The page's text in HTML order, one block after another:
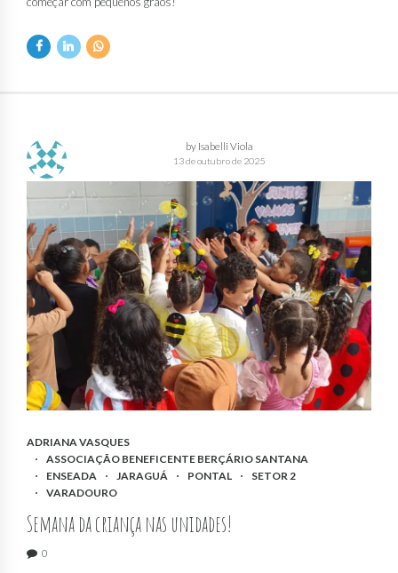
by Isabelli Viola
13 de outubro de 2025
ADRIANA VASQUES
ASSOCIAÇÃO BENEFICENTE BERÇÁRIO SANTANA
ENSEADA
JARAGUÁ PONTAL
SETOR 2
VARADOURO
Semana da criança nas unidades!
0